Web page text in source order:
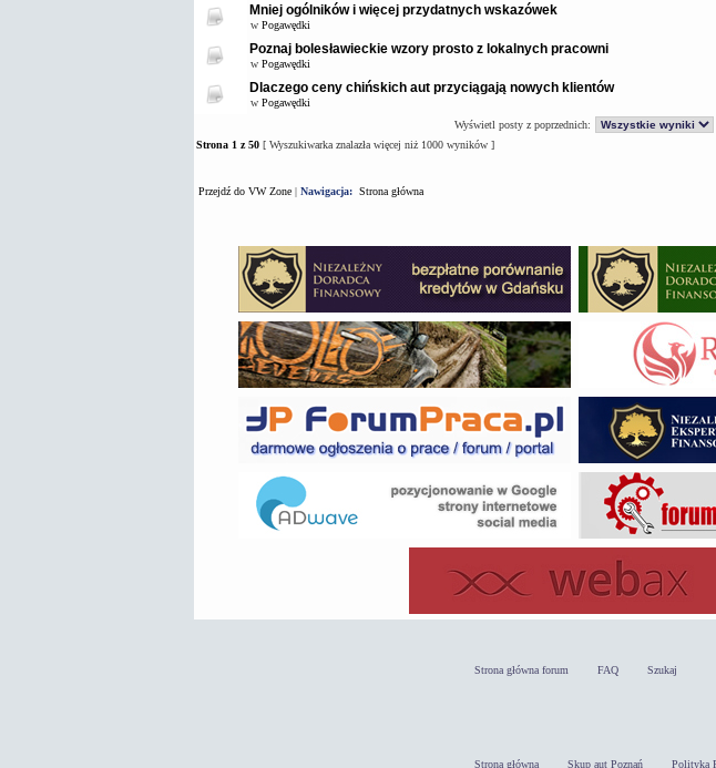
Mniej ogólników i więcej przydatnych wskazówek
w Pogawędki
Poznaj bolesławieckie wzory prosto z lokalnych pracowni
w Pogawędki
Dlaczego ceny chińskich aut przyciągają nowych klientów
w Pogawędki
Wyświetl posty z poprzednich:
Strona 1 z50[ Wyszukiwarka znalazła więcej niż 1000 wyników ]
Przejdź do VW Zone| Nawigacja: Strona główna
Strona główna forum FAQ Szukaj
Strona główna Skup aut Poznań Polityka